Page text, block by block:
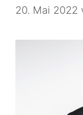
20. Mai 2022